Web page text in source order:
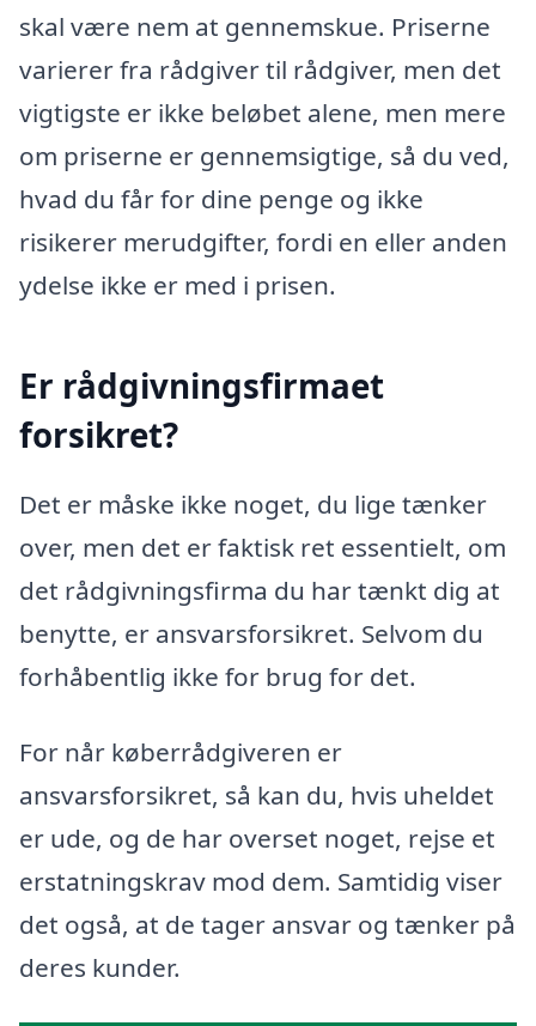
skal være nem at gennemskue. Priserne
varierer fra rådgiver til rådgiver, men det
vigtigste er ikke beløbet alene, men mere
om priserne er gennemsigtige, så du ved,
hvad du får for dine penge og ikke
risikerer merudgifter, fordi en eller anden
ydelse ikke er med i prisen.
Er rådgivningsfirmaet
forsikret?
Det er måske ikke noget, du lige tænker
over, men det er faktisk ret essentielt, om
det rådgivningsfirma du har tænkt dig at
benytte, er ansvarsforsikret. Selvom du
forhåbentlig ikke for brug for det.
For når køberrådgiveren er
ansvarsforsikret, så kan du, hvis uheldet
er ude, og de har overset noget, rejse et
erstatningskrav mod dem. Samtidig viser
det også, at de tager ansvar og tænker på
deres kunder.